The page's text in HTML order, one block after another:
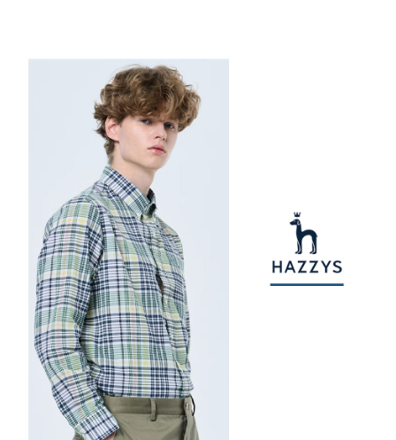
1.分期款項不併入電信帳單，「大哥付你分期」於每月結算日後寄送繳費提
2.透過簡訊連結打開帳單後，可選擇「超商條碼／台灣大直營門市／銀行轉
帳／街口支付／iPASS MONEY」等通路繳費。
1.本服務係由「台灣大哥大股份有限公司」（以下簡稱本公司）所提供，讓
用戶於交易時，得透過本服務購買商品或服務，並由商店將買賣／分期付款
買賣價金債權讓與本公司後，依約使用本公司帳單繳交帳款。
2.基於同意付款使用「大哥付你分期」之契約關係目的，商店將以您的個人
資料（包含姓名、電話或地址）提供予台灣大哥大進項蒐集、處理及利用，
由本公司與您本人進行分期帳單所需資料之確認、核對及更正。
3.完整用戶服務條款，請詳閱以下連結：
https://oppay.tw/userRule
【「AFTEE先享後付」結帳流程】
１．於結帳方式選擇「AFTEE先享後付」後，將跳轉至「AFTEE先享後付」
結帳頁面，進行簡訊認證並確認金額後，即可完成結帳。
２．訂單成立數日內，您將收到繳費通知簡訊。
３．收到繳費通知簡訊後14天內，點擊此簡訊中的連結，可透過四大超商／
ATM／網路銀行／等多元方式進行付款，方視為交易完成。
※ 請注意：結帳手續完成當下不需立刻繳費，但若您需要取消訂單，請聯絡
購買商品的店家。未經商家同意取消之訂單仍視為有效，需透過AFTEE先享
後付繳納相關費用。
※ 交易是否成功請以「AFTEE先享後付 」之結帳頁面顯示為準，若有關於
是否繳費成功／繳費後需取消欲退款等相關疑問，請聯繫「AFTEE先享後付
客戶支援中心」https://netprotections.freshdesk.com/support/home
【注意事項】
１．透過由恩沛科技股份有限公司提供之「AFTEE先享後付」服務完成之交
易，需依本服務之必要範圍內提供個人資料，並將交易相關給付款項請求債
權轉讓予恩沛科技股份有限公司。
２．關於個人資料處理事宜，請瀏覽以下網址：
https://aftee.tw/terms/#terms3
３．未成年的使用者請事先徵得法定代理人或監護人之同意方可使用
「AFTEE先享後付」，若未經同意申辦者引起之損失，本公司不負相關責
４．使用「AFTEE先享後付」時，將依據個別帳號之用戶狀況，依本公司即
時審查核予不同之上限額度；若仍有額度不足之情形，本公司將視審查結果
付款後全家取貨
付款後萊爾富取貨
免運費
7-11取貨付款
免運費
付款後7-11取貨
免運費